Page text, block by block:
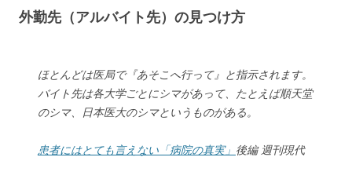
外勤先（アルバイト先）の見つけ方
ほとんどは医局で『あそこへ行って』と指示されます。
バイト先は各大学ごとにシマがあって、たとえば順天堂
のシマ、日本医大のシマというものがある。
患者にはとても言えない「病院の真実」 後編 週刊現代